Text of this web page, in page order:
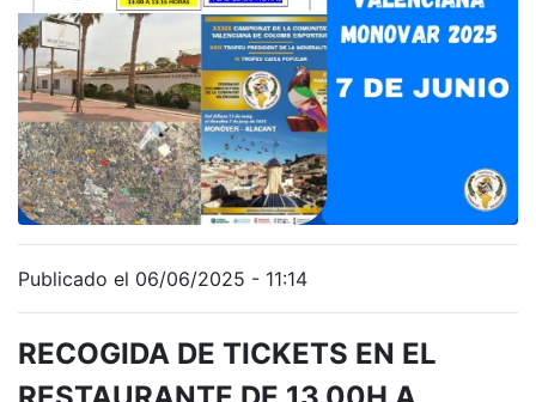
Publicado el 06/06/2025 - 11:14
RECOGIDA DE TICKETS EN EL